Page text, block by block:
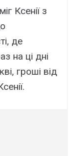
Ксенії з
де
на ці дні
гроші від